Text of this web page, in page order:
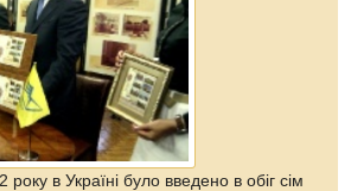
в Україні було введено в обіг сім